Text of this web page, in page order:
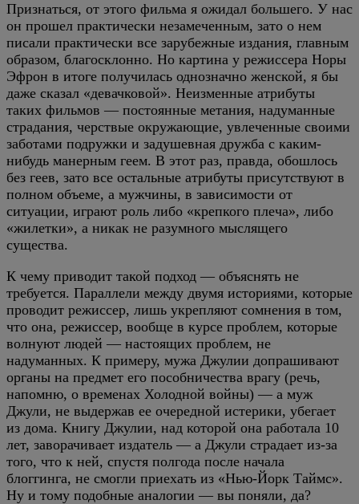
Признаться, от этого фильма я ожидал большего. У нас
он прошел практически незамеченным, зато о нем
писали практически все зарубежные издания, главным
образом, благосклонно. Но картина у режиссера Норы
Эфрон в итоге получилась однозначно женской, я бы
даже сказал «девачковой». Неизменные атрибуты
таких фильмов — постоянные метания, надуманные
страдания, черствые окружающие, увлеченные своими
заботами подружки и задушевная дружба с каким-
нибудь манерным геем. В этот раз, правда, обошлось
без геев, зато все остальные атрибуты присутствуют в
полном объеме, а мужчины, в зависимости от
ситуации, играют роль либо «крепкого плеча», либо
«жилетки», а никак не разумного мыслящего
существа.
К чему приводит такой подход — объяснять не
требуется. Параллели между двумя историями, которые
проводит режиссер, лишь укрепляют сомнения в том,
что она, режиссер, вообще в курсе проблем, которые
волнуют людей — настоящих проблем, не
надуманных. К примеру, мужа Джулии допрашивают
органы на предмет его пособничества врагу (речь,
напомню, о временах Холодной войны) — а муж
Джули, не выдержав ее очередной истерики, убегает
из дома. Книгу Джулии, над которой она работала 10
лет, заворачивает издатель — а Джули страдает из-за
того, что к ней, спустя полгода после начала
блоггинга, не смогли приехать из «Нью-Йорк Таймс».
Ну и тому подобные аналогии — вы поняли, да?